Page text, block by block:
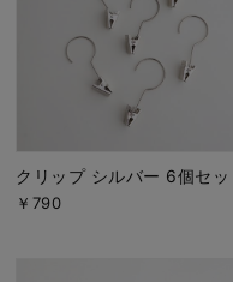
クリップ シルバー 6個セッ
￥790